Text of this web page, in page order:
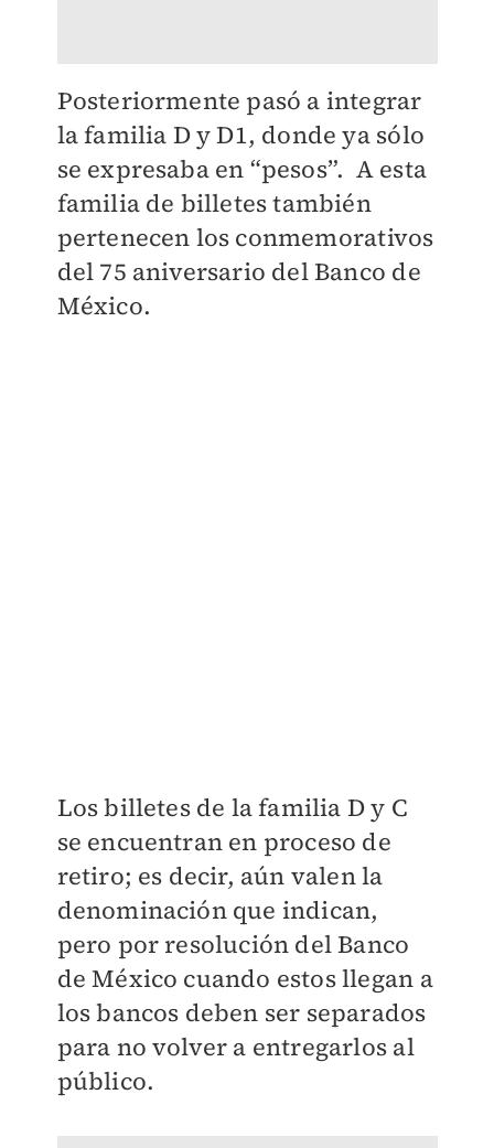
Posteriormente pasó a integrar
la familia D y D1, donde ya sólo
se expresaba en “pesos”. A esta
familia de billetes también
pertenecen los conmemorativos
del 75 aniversario del Banco de
México.
Los billetes de la familia D y C
se encuentran en proceso de
retiro; es decir, aún valen la
denominación que indican,
pero por resolución del Banco
de México cuando estos llegan a
los bancos deben ser separados
para no volver a entregarlos al
público.